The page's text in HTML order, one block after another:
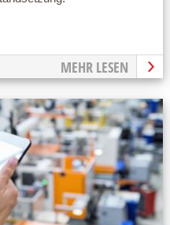
MEHR LESEN